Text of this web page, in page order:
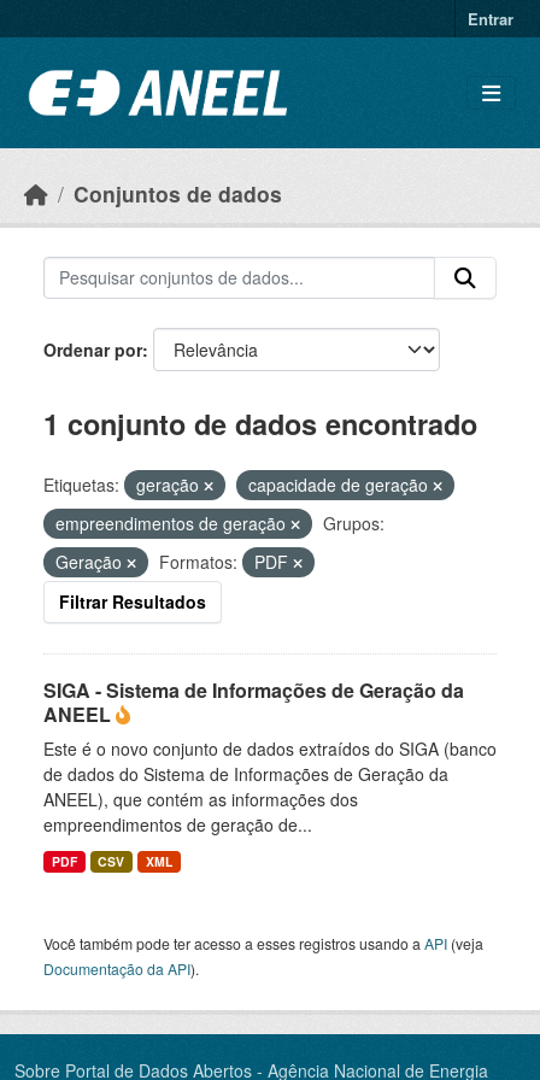
Entrar
Conjuntos de dados
Ordenar por
1 conjunto de dados encontrado
Etiquetas: geração
capacidade de geração
empreendimentos de geração
Grupos:
Geração
Formatos:
PDF
Filtrar Resultados
SIGA - Sistema de Informações de Geração da
ANEEL
Este é o novo conjunto de dados extraídos do SIGA (banco
de dados do Sistema de Informações de Geração da
ANEEL), que contém as informações dos
empreendimentos de geração de...
PDF CSV XML
Você também pode ter acesso a esses registros usando a API (veja
Documentação da API).
Sobre Portal de Dados Abertos - Agência Nacional de Energia